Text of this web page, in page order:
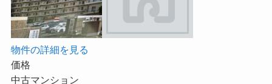
物件の詳細を見る
価格
中古マンション